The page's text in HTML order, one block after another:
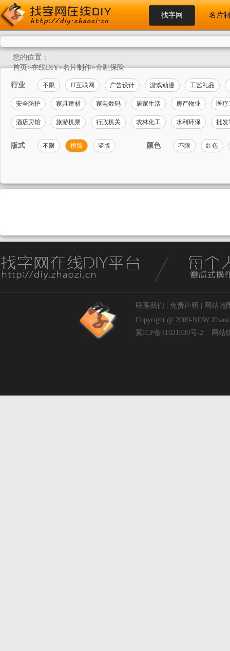
找字网 名片
您的位置：
首页>在线DIY>名片制作>金融保险
行业 不限 IT互联网 广告设计 游戏动漫 工艺礼品
安全防护 家具建材 家电数码 居家生活 房产物业 医
酒店宾馆 旅游机票 行政机关 农林化工 水利环保 批发
版式 不限 横版 竖版 颜色 不限 红色
联系我们 免责声明
网站地
Copyright @ 2000-NOW
冀ICP备11021830号-2
网站